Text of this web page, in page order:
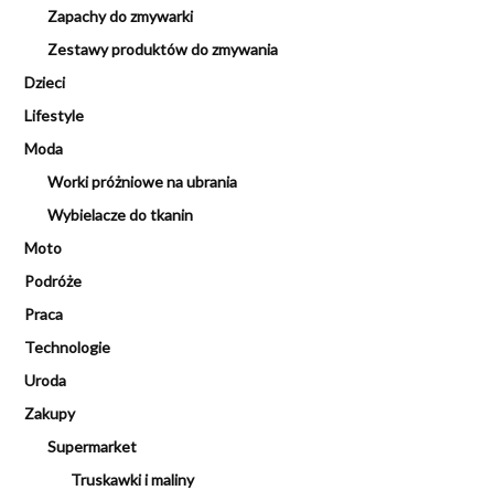
Zapachy do zmywarki
Zestawy produktów do zmywania
Dzieci
Lifestyle
Moda
Worki próżniowe na ubrania
Wybielacze do tkanin
Moto
Podróże
Praca
Technologie
Uroda
Zakupy
Supermarket
Truskawki i maliny